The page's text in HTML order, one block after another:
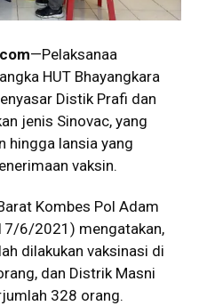
—Pelaksanaa
HUT Bhayangkara
Distik Prafi dan
jenis Sinovac, yang
hingga lansia yang
vaksin.
Kombes Pol Adam
6/2021) mengatakan,
dilakukan vaksinasi di
dan Distrik Masni
328 orang.